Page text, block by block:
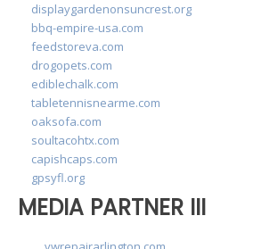
displaygardenonsuncrest.org
bbq-empire-usa.com
feedstoreva.com
drogopets.com
ediblechalk.com
tabletennisnearme.com
oaksofa.com
soultacohtx.com
capishcaps.com
gpsyfl.org
MEDIA PARTNER III